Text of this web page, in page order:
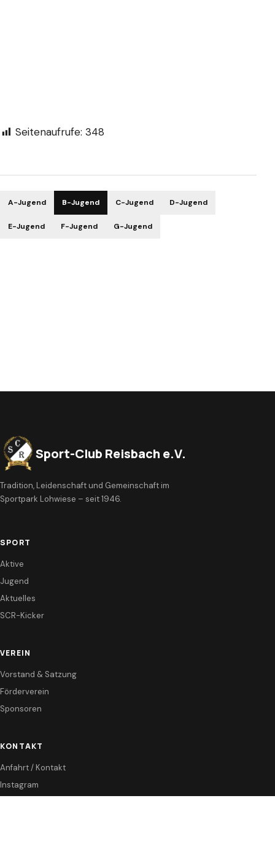
Seitenaufrufe: 348
A-Jugend B-Jugend C-Jugend D-Jugend
E-Jugend F-Jugend G-Jugend
Sport-Club Reisbach e.V.
Tradition, Leidenschaft und Gemeinschaft im
Sportpark Lohwiese – seit 1946.
SPORT
Aktive
Jugend
Aktuelles
SCR-Kicker
VEREIN
Vorstand & Satzung
Förderverein
Sponsoren
KONTAKT
Anfahrt / Kontakt
Instagram